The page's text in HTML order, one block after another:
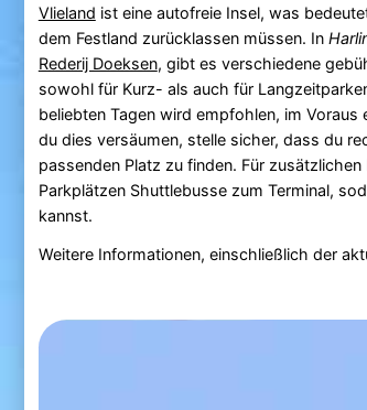
Vlieland ist eine autofreie Insel, was
dem Festland zurücklassen müssen. In
Rederij Doeksen, gibt es verschiedene
sowohl für Kurz- als auch für
beliebten Tagen wird empfohlen, im Voraus
du dies versäumen, stelle sicher, dass du
passenden Platz zu finden. Für
Parkplätzen Shuttlebusse zum Terminal,
kannst.
Weitere Informationen, einschließlich der